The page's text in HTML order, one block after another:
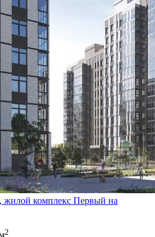
жилой комплекс Первый на
2